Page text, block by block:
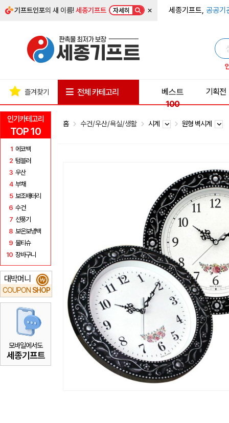
기프트인포의 새 이름!세종기프트 자세히 × 세종기프트, 공공기
인기카테고리
TOP 10
1 에코백
2 텀블러
3 우산
4 부채
5 보조배터리
6 수건
7 선풍기
8 보온보냉백
9 물티슈
10 장바구니
대박머니
COUPON SHOP
₩
모바일에서도
세종기프트
즐겨찾기 전체 카테고리
베스트
100
기획전
홈 수건/우산/욕실/생활 시계 원형 벽시계